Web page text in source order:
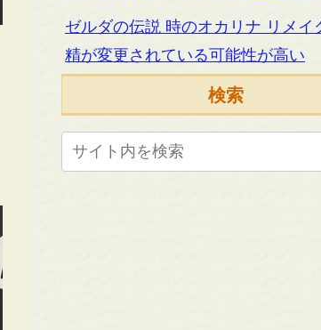
ゼルダの伝説 時のオカリナ リメイ
精が変更されている可能性が高い
検索